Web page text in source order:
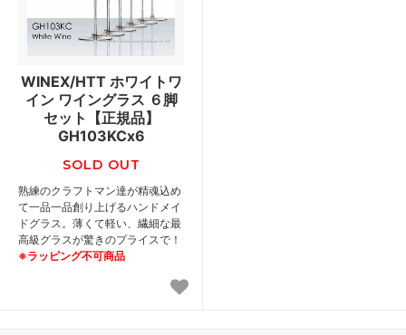
WINEX/HTT ホワイトワ
イン ワイングラス ６脚
セット【正規品】
GH103KCx6
SOLD OUT
熟練のクラフトマン達が精魂込め
て一品一品創り上げるハンドメイ
ドグラス。薄くて軽い、繊細な最
高級グラスが驚きのプライスで！
※ラッピング不可商品